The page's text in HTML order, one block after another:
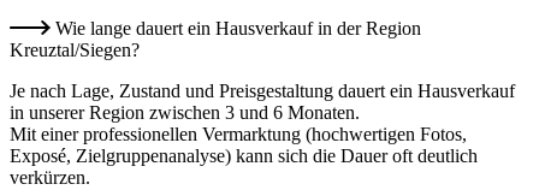
Wie lange dauert ein Hausverkauf in der Region
Kreuztal/Siegen?
Je nach Lage, Zustand und Preisgestaltung dauert ein Hausverkauf
in unserer Region zwischen 3 und 6 Monaten.
Mit einer professionellen Vermarktung (hochwertigen Fotos,
Exposé, Zielgruppenanalyse) kann sich die Dauer oft deutlich
verkürzen.